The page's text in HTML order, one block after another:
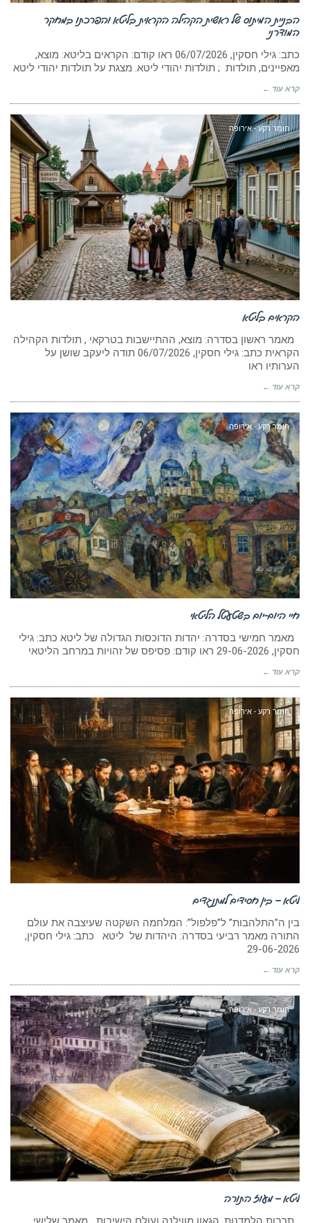
הבניית המיתוס של ראשית הקהילה הקראית בליטא והפרכתו במחקר
המודרני
כתב: גילי חסקין, ‏06/07/2026 ראו קודם: הקראים בליטא: מוצא,
מאפיינים, תולדות ; תולדות יהודי ליטא. מצגת על תולדות יהודי ליטא
קרא עוד ←
חומר רקע - אירופה
הקראים בליטא
מאמר ראשון בסדרה: מוצא, ההתיישבות בטרקאי , תולדות הקהילה
הקראית כתב: גילי חסקין, ‏06/07/2026 תודה ליעקב שושן על
הערותיו ראו
קרא עוד ←
חומר רקע - אירופה
חיי היום-יום בשטעטל הליטאי
מאמר חמישי בסדרה: יהדות הדוכסות הגדולה של ליטא כתב: גילי
חסקין, 29-06-2026 ראו קודם: פסיפס של זהויות במרחב הליטאי
קרא עוד ←
חומר רקע - אירופה
ליטא – בין חסידים למתנגדים
בין ה”התלהבות” ל”פלפול”: המלחמה השקטה שעיצבה את עולם
התורה מאמר רביעי בסדרה: היהדות של ליטא כתב: גילי חסקין,
29-06-2026
קרא עוד ←
חומר רקע - אירופה
ליטא – מעוז התורה